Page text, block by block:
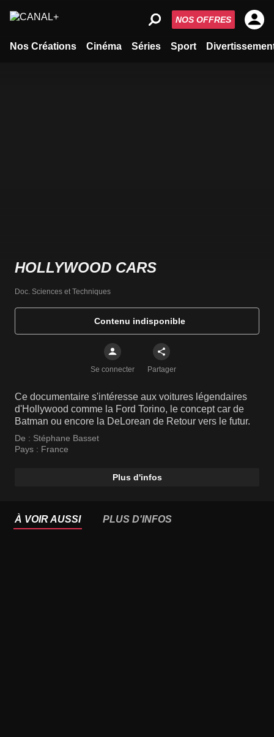
Nos Créations Cinéma Séries Sport
NOS OFFRES
HOLLYWOOD CARS
Doc. Sciences et Techniques
Contenu indisponible
Se connecter Partager
Ce documentaire s'intéresse aux voitures légendaires
d'Hollywood comme la Ford Torino, le concept car de
Batman ou encore la DeLorean de Retour vers le futur.
De : Stéphane Basset
Pays : France
Plus d'infos
À VOIR AUSSI PLUS D'INFOS